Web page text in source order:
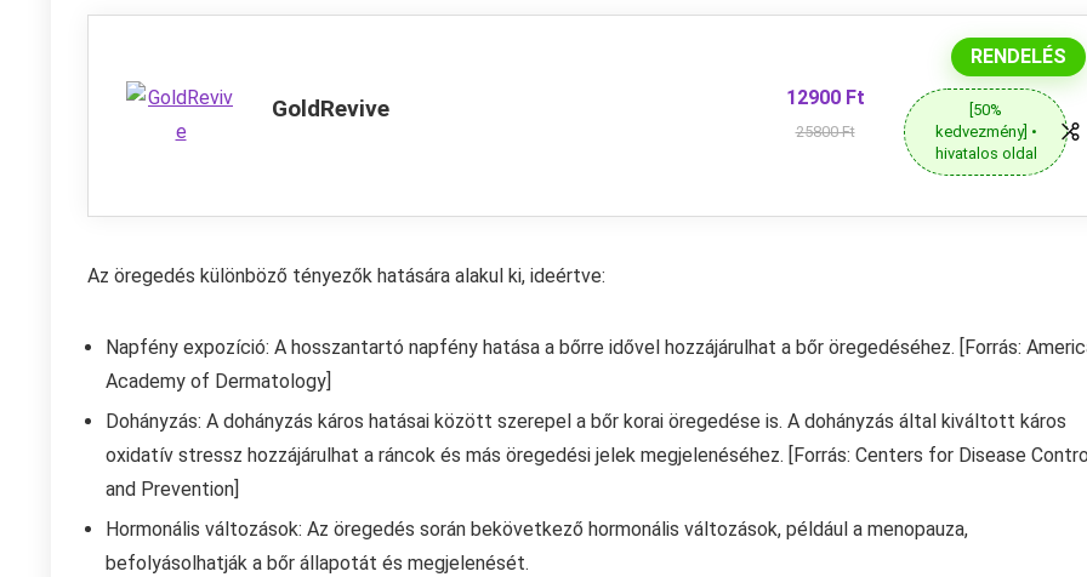
GoldRevive 12900 Ft
25800 Ft
RENDELÉS
[50%
kedvezmény] •
hivatalos oldal
Az öregedés különböző tényezők hatására alakul ki, ideértve:
Napfény expozíció: A hosszantartó napfény hatása a bőrre idővel hozzájárulhat a bőr öregedéséhez. [Forrás:
Academy of Dermatology]
Dohányzás: A dohányzás káros hatásai között szerepel a bőr korai öregedése is. A dohányzás által kiváltott káros
oxidatív stressz hozzájárulhat a ráncok és más öregedési jelek megjelenéséhez. [Forrás: Centers for Disease
and Prevention]
Hormonális változások: Az öregedés során bekövetkező hormonális változások, például a menopauza,
befolyásolhatják a bőr állapotát és megjelenését.